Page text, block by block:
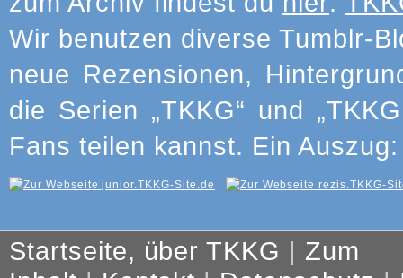
Wir benutzen diverse Tumblr-
neue Rezensionen,
die Serien „TKKG“ und
Fans teilen kannst. Ein Auszug:
Startseite, über TKKG | Zum